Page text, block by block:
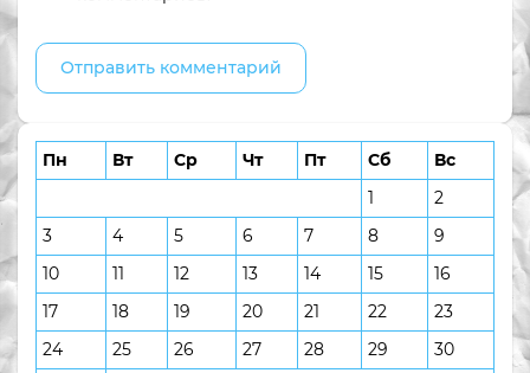
Пн Вт Ср Чт Пт Сб
Вс
1
2
3
4 5 6 7 8
9
10
11 12 13 14 15
16
17
18 19 20 21 22
23
24
25 26 27 28 29 30